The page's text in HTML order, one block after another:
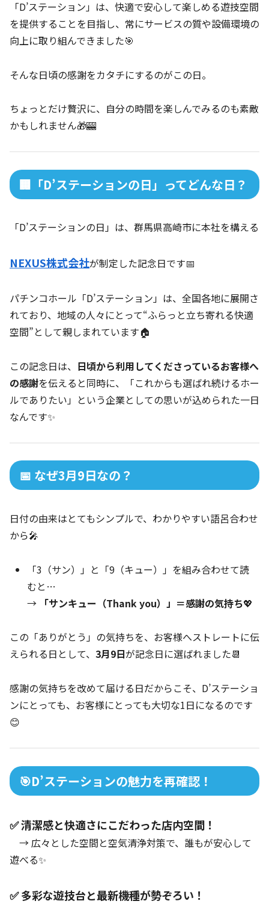
「D’ステーション」は、快適で安心して楽しめる遊技空間
を提供することを目指し、常にサービスの質や設備環境の
向上に取り組んできました🎯
そんな日頃の感謝をカタチにするのがこの日。
ちょっとだけ贅沢に、自分の時間を楽しんでみるのも素敵
かもしれません🎁🎰
🏢「D’ステーションの日」ってどんな日？
「D’ステーションの日」は、群馬県高崎市に本社を構える
NEXUS株式会社が制定した記念日です📅
パチンコホール「D’ステーション」は、全国各地に展開さ
れており、地域の人々にとって“ふらっと立ち寄れる快適
空間”として親しまれています🏠
この記念日は、 日頃から利用してくださっているお客様へ
の感謝を伝えると同時に、「これからも選ばれ続けるホー
ルでありたい」という企業としての思いが込められた一日
なんです✨
📅 なぜ3月9日なの？
日付の由来はとてもシンプルで、わかりやすい語呂合わせ
から🎤
「3（サン）」と「9（キュー）」を組み合わせて読
むと…
→ 「サンキュー（Thank you）」＝感謝の気持ち💖
この「ありがとう」の気持ちを、お客様へストレートに伝
えられる日として、 3月9日が記念日に選ばれました📆
感謝の気持ちを改めて届ける日だからこそ、D’ステーショ
ンにとっても、お客様にとっても大切な1日になるのです
😊
🎯D’ステーションの魅力を再確認！
✅ 清潔感と快適さにこだわった店内空間！
→ 広々とした空間と空気清浄対策で、誰もが安心して
遊べる✨
✅ 多彩な遊技台と最新機種が勢ぞろい！